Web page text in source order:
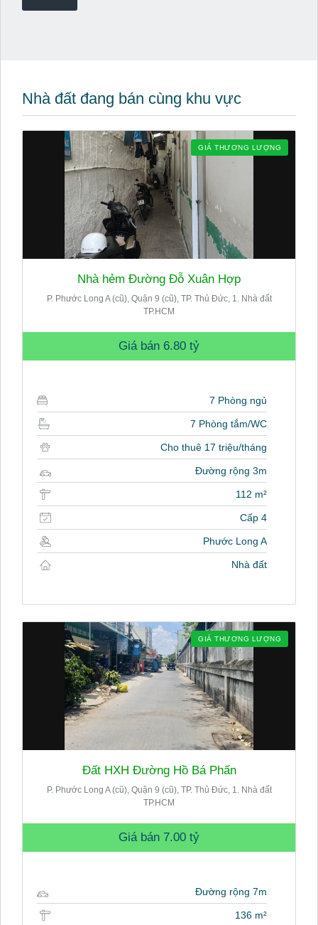
Nhà đất đang bán cùng khu vực
GIÁ THƯƠNG LƯỢNG
Nhà hẻm Đường Đỗ Xuân Hợp
P. Phước Long A (cũ), Quận 9 (cũ), TP. Thủ Đức, 1. Nhà đất
TP.HCM
Giá bán 6.80 tỷ
7 Phòng ngủ
7 Phòng tắm/WC
Cho thuê 17 triệu/tháng
Đường rộng 3m
112 m²
Cấp 4
Phước Long A
Nhà đất
GIÁ THƯƠNG LƯỢNG
Đất HXH Đường Hồ Bá Phấn
P. Phước Long A (cũ), Quận 9 (cũ), TP. Thủ Đức, 1. Nhà đất
TP.HCM
Giá bán 7.00 tỷ
Đường rộng 7m
136 m²